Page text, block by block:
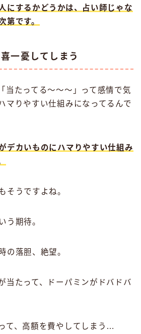
にするかどうかは、占い師じゃな
第です。
一憂してしまう
当たってる〜〜〜」って感情で気
マりやすい仕組みになってるんで
デカいものにハマりやすい仕組み
そうですよね。
う期待。
の落胆、絶望。
当たって、ドーパミンがドバドバ
て、高額を費やしてしまう…